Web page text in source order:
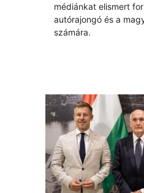
médiánkat elismert
autórajongó és a
számára.